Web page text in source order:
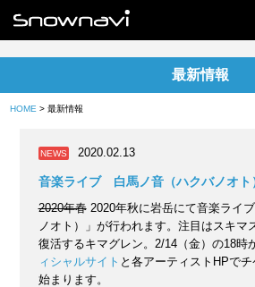
最新情報
HOME > 最新情報
NEWS 2020.02.13
音楽ライブ 白馬ノ音（ハクバノオト
2020年春2020年秋に岩岳にて音楽ライ
ノオト）」が行われます。注目はスキマ
復活するキマグレン。2/14（金）の18時
ィシャルサイト と各アーティストHPで
始まります。